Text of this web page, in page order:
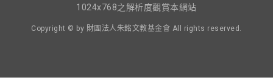
1024x768之解析度觀賞本網站
Copyright © by 財團法人朱銘文教基金會 All rights reserved.